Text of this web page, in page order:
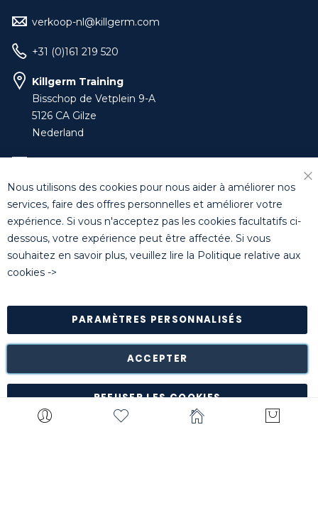
verkoop-nl@killgerm.com
+31 (0)161 219 520
Killgerm Training
Bisschop de Vetplein 9-A
5126 CA Gilze
Nederland
+32 (0)14 44 22 79
© Killgerm Group Ltd. All rights reserved |Conditions
générales de vente
Retour des marchandises est possible* dans les 14 jours
suivant leur réception dans leur emballage d'origine intact à
notre entrepôt de Turnhout (Belgique).
*à l'exception de certains produits comme la
Nous utilisons des cookies pour nous aider à améliorer nos
services, faire des offres personnelles et améliorer votre
expérience. Si vous n'acceptez pas les cookies facultatifs ci-
dessous, votre expérience peut être affectée. Si vous
souhaitez en savoir plus, veuillez lire la Politique relative aux
cookies ->
ACCEPTER
PARAMÈTRES PERSONNALISÉS
REFUSER LES COOKIES